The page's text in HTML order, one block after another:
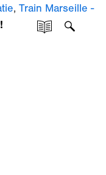
, Train Marseille -